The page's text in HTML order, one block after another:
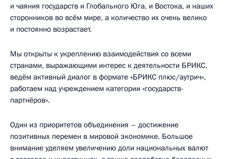
и чаяния государств и Глобального Юга, и Востока, и наших
сторонников во всём мире, а количество их очень велико
и постоянно возрастает.
Мы открыты к укреплению взаимодействия со всеми
странами, выражающими интерес к деятельности БРИКС,
ведём активный диалог в формате «БРИКС плюс/аутрич»,
работаем над учреждением категории «государств-
партнёров».
Один из приоритетов объединения – достижение
позитивных перемен в мировой экономике. Большое
внимание уделяем увеличению доли национальных валют